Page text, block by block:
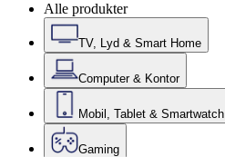
Alle produkter
TV, Lyd & Smart Home
Computer & Kontor
Mobil, Tablet & Smartwatch
Gaming